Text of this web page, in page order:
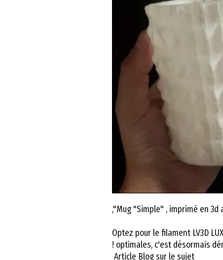
Mug "Simple" , imprimé en 3d
Optez pour le filament LV3D
optimales, c'est désormais
Article Blog sur le sujet